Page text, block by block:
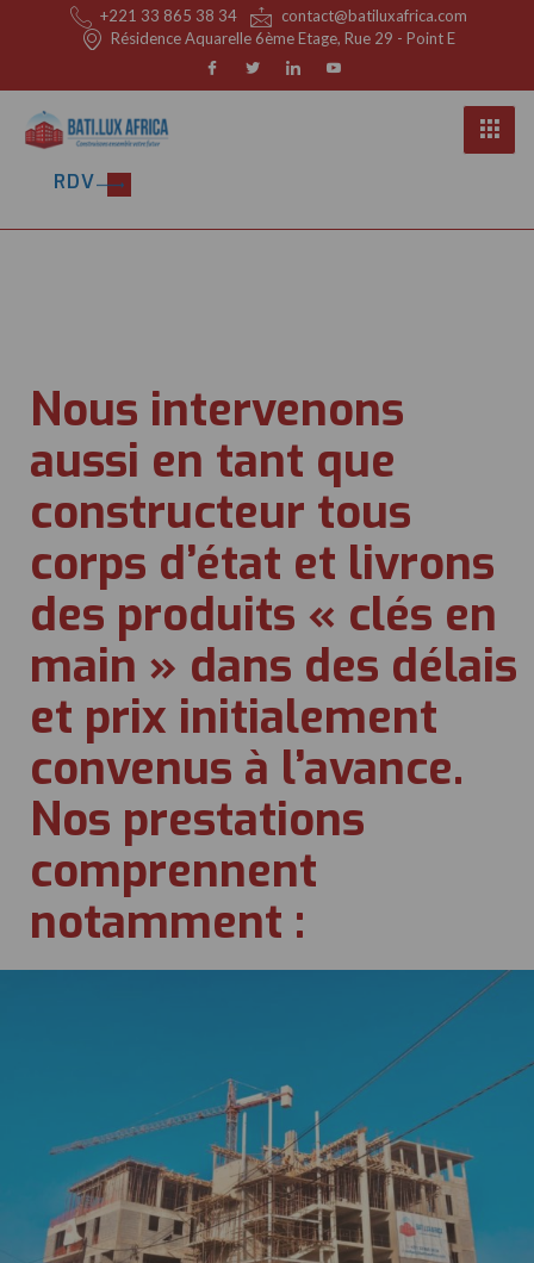
+221 33 865 38 34
contact@batiluxafrica.com
Résidence Aquarelle 6ème Etage, Rue 29 - Point E
RDV
Nous intervenons
aussi en tant que
constructeur tous
corps d’état et livrons
des produits « clés en
main » dans des délais
et prix initialement
convenus à l’avance.
Nos prestations
comprennent
notamment :